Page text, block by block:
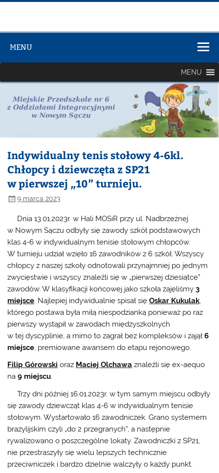
Szkolno-
Przedszkolny
nr 3
MENU
MENU
Indywidualny tenis stołowy 4-6kl.
Chłopcy i dziewczęta z SP21
w pierwszej „10” turnieju.
9 marca 2023
Dnia 13.01.2023r. w Hali MOSiR przy ul. Nadbrzeżnej
w Nowym Sączu odbyły się zawody szkół podstawowych
klas 4-6 w indywidualnym tenisie stołowym chłopców.
W turnieju udział wzięło 16 zawodników z 6 szkół. Wszyscy
chłopcy z naszej szkoły odnotowali przynajmniej po jednym
zwycięstwie i wszyscy znaleźli się w „pierwszej dziesiątce”
zawodów. W klasyfikacji końcowej jako szkoła zajęliśmy3
miejsce. Najlepiej indywidualnie spisał sięOskar Kukulak,
którego postawa była miłą niespodzianką ponieważ po raz
pierwszy wystąpił w zawodach międzyszkolnych
w tej dyscyplinie, a mimo to zagrał bez kompleksów i zajął6
miejsce, premiowane awansem do etapu rejonowego.
Filip Górowski oraz Maciej Olchawa znaleźli się ex-aequo
na9 miejscu.
Trzy dni później 16.01.2023r. w tym samym miejscu odbyły
się zawody dziewcząt klas 4-6 w indywidualnym tenisie
stołowym. Wystartowało 16 zawodniczek. Grano systemem
brazylijskim czyli „do 2 przegranych”, a następnie
rywalizowano o poszczególne lokaty. Zawodniczki z SP21,
nie przestraszyły się wielu lepszych technicznie
przeciwniczek i bardzo dzielnie walczyły o każdy punkt.